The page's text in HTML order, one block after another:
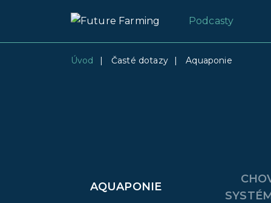
Podcasty
Úvod | Časté dotazy | Aquaponie
AQUAPONIE